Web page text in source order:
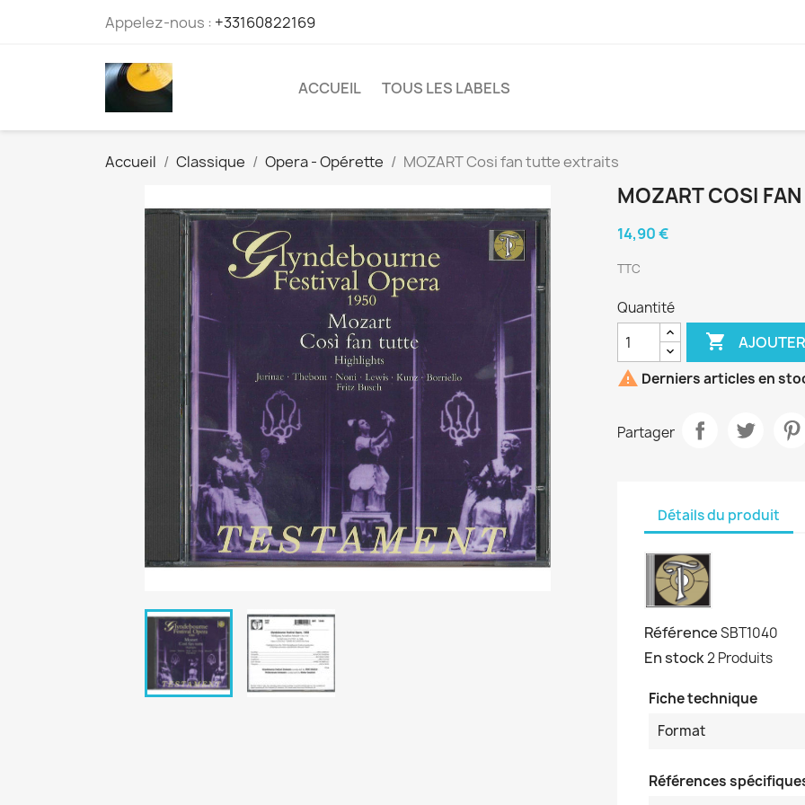
Appelez-nous : +33160822169
ACCUEIL TOUS LES LABELS
Accueil Classique Opera - Opérette MOZART Cosi fan tutte extraits
MOZART COSI
14,90 €
TTC
Quantité

 Derniers articles en
Partager
Détails du produit
RéférenceSBT1040
En stock2 Produits
Fiche technique
Format
Références